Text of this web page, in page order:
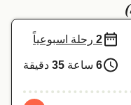
Україна
Maroc (FR)
2 رحلة اسبوعياً
6 ساعة 35 دقيقة